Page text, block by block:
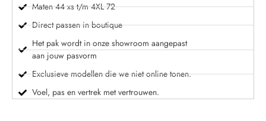
Maten 44 xs t/m 4XL 72
Direct passen in boutique
Het pak wordt in onze showroom aangepast
aan jouw pasvorm
Exclusieve modellen die we niet online tonen.
Voel, pas en vertrek met vertrouwen.